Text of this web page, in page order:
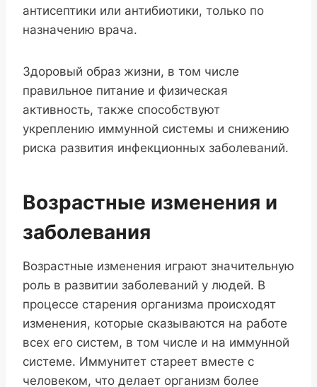
антисептики или антибиотики, только по
назначению врача.
Здоровый образ жизни, в том числе
правильное питание и физическая
активность, также способствуют
укреплению иммунной системы и снижению
риска развития инфекционных заболеваний.
Возрастные изменения и
заболевания
Возрастные изменения играют значительную
роль в развитии заболеваний у людей. В
процессе старения организма происходят
изменения, которые сказываются на работе
всех его систем, в том числе и на иммунной
системе. Иммунитет стареет вместе с
человеком, что делает организм более